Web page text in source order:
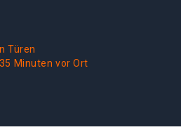
Türen
Minuten vor Ort